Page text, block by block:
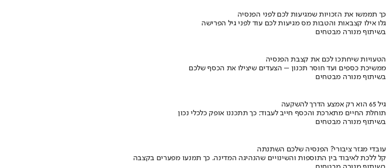
כך תממשו את הזכויות שמגיעות לכם לפני הפנסיה
גלו אילו קצבאות והטבות מס מגיעות לכם עוד לפני גיל הפרישה
בשיתוף מנורה מבטחים
הטעויות שיחתכו לכם את קצבת הפנסיה
ממשיכת כספים ועד חוסר תכנון – הצעדים שיצילו את הכסף שלכם
בשיתוף מנורה מבטחים
גיל 65 הוא רק אמצע הדרך להשקעה
תוחלת החיים מתארכת והכסף חייב לעבוד: כך תתכננו אופק כלכלי נכון
בשיתוף מנורה מבטחים
עובדי מגזר ציבורי? הפנסיה שלכם השתנתה
קל ללכת לאיבוד בין התוספות והשינויים שהנהיגה המדינה. כך תמנעו מפערים בקצבה